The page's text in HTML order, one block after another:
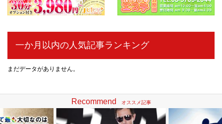
一か月以内の人気記事ランキング
まだデータがありません。
Recommend オススメ記事